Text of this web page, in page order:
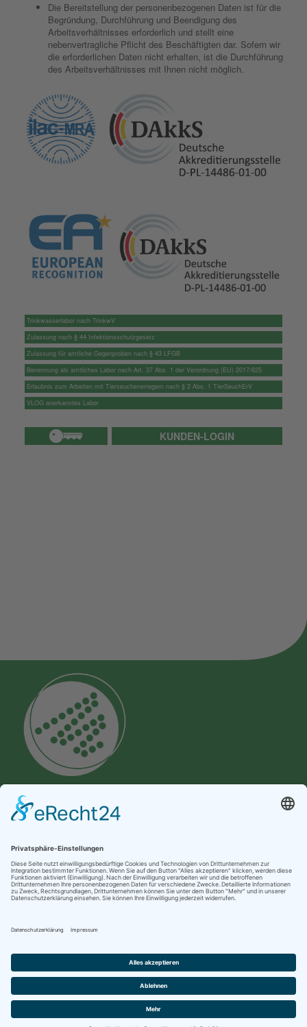
Die Bereitstellung der personenbezogenen Daten ist für die
Begründung, Durchführung und Beendigung des
Arbeitsverhältnisses erforderlich und stellt eine
nebenvertragliche Pflicht des Beschäftigten dar. Sofern wir
die erforderlichen Daten nicht erhalten, ist die Durchführung
des Arbeitsverhältnisses mit Ihnen nicht möglich.
Trinkwasserlabor nach TrinkwV
Zulassung nach § 44 Infektionsschutzgesetz
Zulassung für amtliche Gegenproben nach § 43 LFGB
Benennung als amtliches Labor nach Art. 37 Abs. 1 der Verordnung (EU) 2017/625
Erlaubnis zum Arbeiten mit Tierseuchenerregern nach § 2 Abs. 1 TierSeuchErV
VLOG anerkanntes Labor
KUNDEN-LOGIN
Labor Kneißler GmbH & Co. KG
Unterer Mühlweg 10
93133 Burglengenfeld
Telefax: +49 (0) 9471 606 330 32
E-Mail: service@labor-kneissler.de
Kontakt & Anfahrt
Datenschutzerklärung
AGB
Sitemap